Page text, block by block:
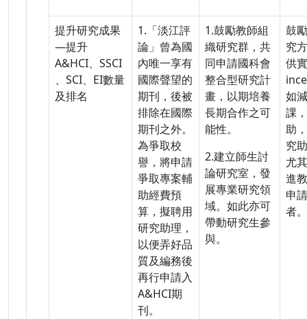
提升研究成果
—提升
A&HCI、SSCI
、SCI、EI數量
及排名
1.「淡江評
論」曾為國
內唯一享有
國際聲望的
期刊，後被
排除在國際
期刊之外。
為爭取校
譽，將申請
爭取專案輔
助經費預
算，擬聘用
研究助理，
以便弄好品
質及編務後
再行申請入
A&HCI期
刊。
1.鼓勵教師組
織研究群，共
同申請國科會
整合型研究計
畫，以期培養
長期合作之可
能性。
2.建立師生討
論研究室，發
展專業研究領
域。如此亦可
帶動研究生參
與。
鼓
究
供
如
課
助
究
尤
進
申
者。